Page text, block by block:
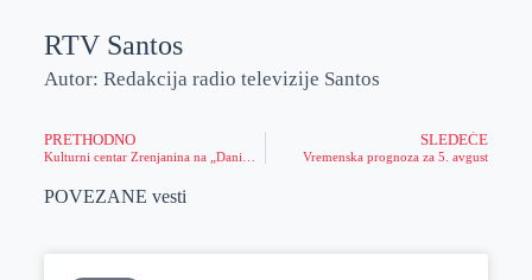
RTV Santos
Autor: Redakcija radio televizije Santos
PRETHODNO SLEDEĆE
Vremenska prognoza za 5. avgust
POVEZANE vesti